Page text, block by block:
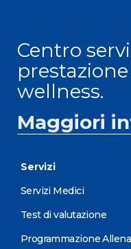
Centro
wellness.
Maggiori
Servizi
Servizi Medici
Test di valutazione
Programmazione